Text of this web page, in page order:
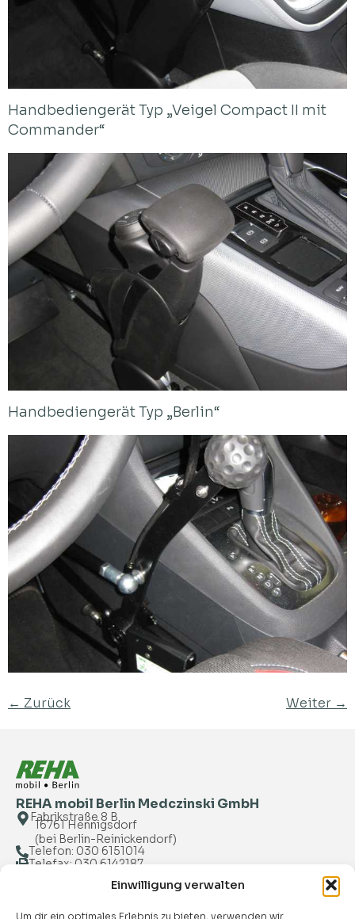
Einwilligung verwalten
Um dir ein optimales Erlebnis zu bieten, verwenden wir
Handbediengerät Typ „Veigel Compact II mit
Commander“
Handbediengerät Typ „Berlin“
← Zurück Weiter →
REHA mobil Berlin Medczinski GmbH
Fabrikstraße 8 B
16761 Hennigsdorf
(bei Berlin-Reinickendorf)
Telefon: 030 6151014
Telefax: 030 6142187
mail@reha-mobil.de
Nützliche Links